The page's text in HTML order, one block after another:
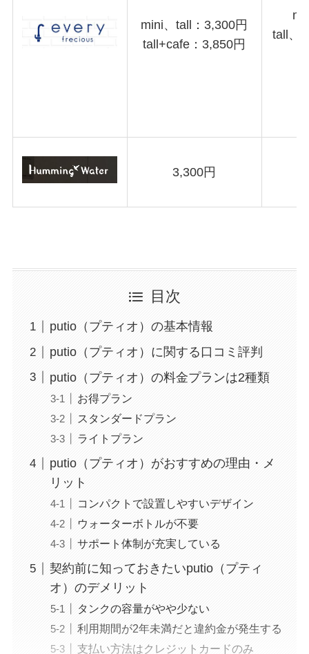
mini、tall：3,300円
tall+cafe：3,850円
tall、
3,300円
目次
putio（プティオ）の基本情報
putio（プティオ）に関する口コミ評判
putio（プティオ）の料金プランは2種類
お得プラン
スタンダードプラン
ライトプラン
putio（プティオ）がおすすめの理由・メ
リット
コンパクトで設置しやすいデザイン
ウォーターボトルが不要
サポート体制が充実している
契約前に知っておきたいputio（プティ
オ）のデメリット
タンクの容量がやや少ない
利用期間が2年未満だと違約金が発生する
支払い方法はクレジットカードのみ